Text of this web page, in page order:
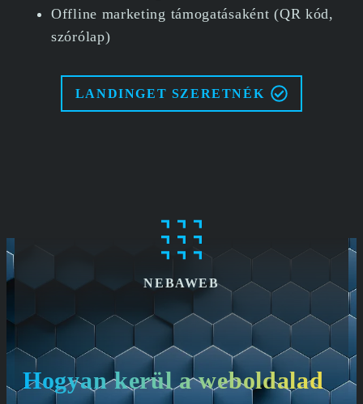
Offline marketing támogatásaként (QR kód,
szórólap)
LANDINGET SZERETNÉK
NEBAWEB
Hogyan kerül a weboldalad